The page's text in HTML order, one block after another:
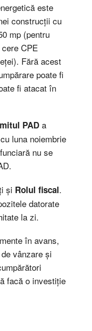
este
construcții cu
mp (pentru
CPE
Fără acest
poate fi
fi atacat în
PAD a
luna noiembrie
nu se
și Rolul fiscal.
datorate
la zi.
în avans,
vânzare și
facă o investiție